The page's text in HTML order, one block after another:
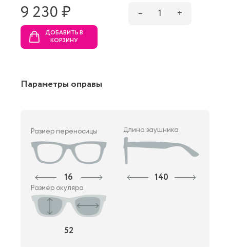
9 230 ₷ – 1 +
ДОБАВИТЬ В
КОРЗИНУ
Параметры оправы
Размер переносицы
16
Длина заушника
140
Размер окуляра
52